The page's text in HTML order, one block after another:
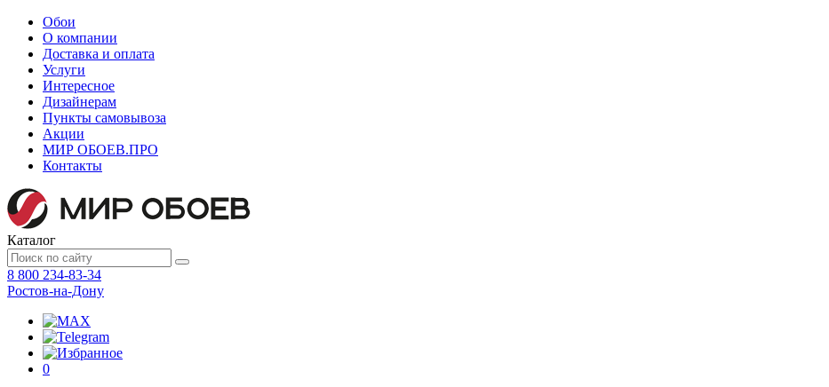
Обои
О компании
Доставка и оплата
Услуги
Интересное
Дизайнерам
Пункты самовывоза
Акции
МИР ОБОЕВ.ПРО
Контакты
Каталог
8 800 234-83-34
Ростов-на-Дону
0